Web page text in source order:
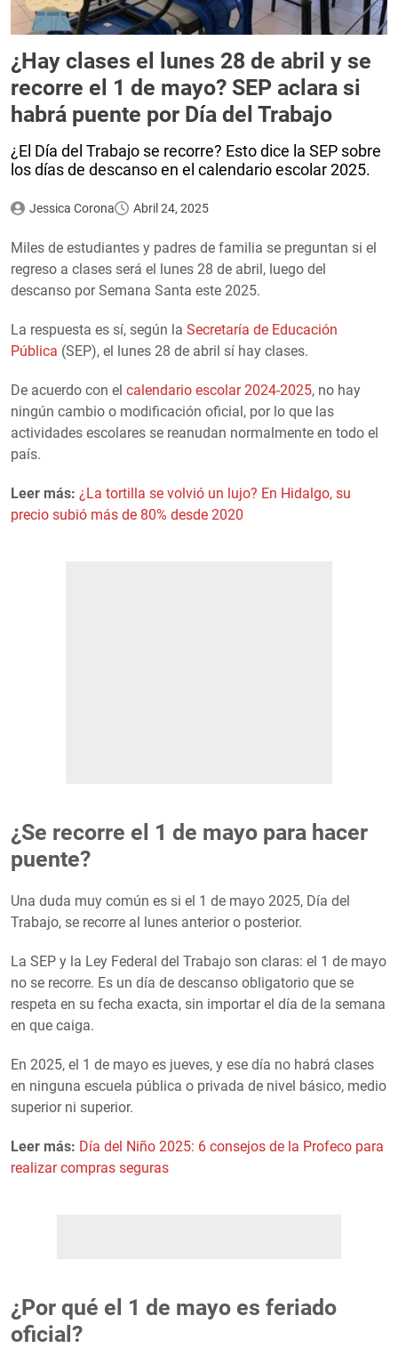
¿Hay clases el lunes 28 de abril y se
recorre el 1 de mayo? SEP aclara si
habrá puente por Día del Trabajo
¿El Día del Trabajo se recorre? Esto dice la SEP sobre
los días de descanso en el calendario escolar 2025.
Jessica Corona Abril 24, 2025
Miles de estudiantes y padres de familia se preguntan si el
regreso a clases será el lunes 28 de abril, luego del
descanso por Semana Santa este 2025.
La respuesta es sí, según la Secretaría de Educación
Pública (SEP), el lunes 28 de abril sí hay clases.
De acuerdo con el calendario escolar 2024-2025, no hay
ningún cambio o modificación oficial, por lo que las
actividades escolares se reanudan normalmente en todo el
país.
Leer más: ¿La tortilla se volvió un lujo? En Hidalgo, su
precio subió más de 80% desde 2020
¿Se recorre el 1 de mayo para hacer
puente?
Una duda muy común es si el 1 de mayo 2025, Día del
Trabajo, se recorre al lunes anterior o posterior.
La SEP y la Ley Federal del Trabajo son claras: el 1 de mayo
no se recorre. Es un día de descanso obligatorio que se
respeta en su fecha exacta, sin importar el día de la semana
en que caiga.
En 2025, el 1 de mayo es jueves, y ese día no habrá clases
en ninguna escuela pública o privada de nivel básico, medio
superior ni superior.
Leer más: Día del Niño 2025: 6 consejos de la Profeco para
realizar compras seguras
¿Por qué el 1 de mayo es feriado
oficial?